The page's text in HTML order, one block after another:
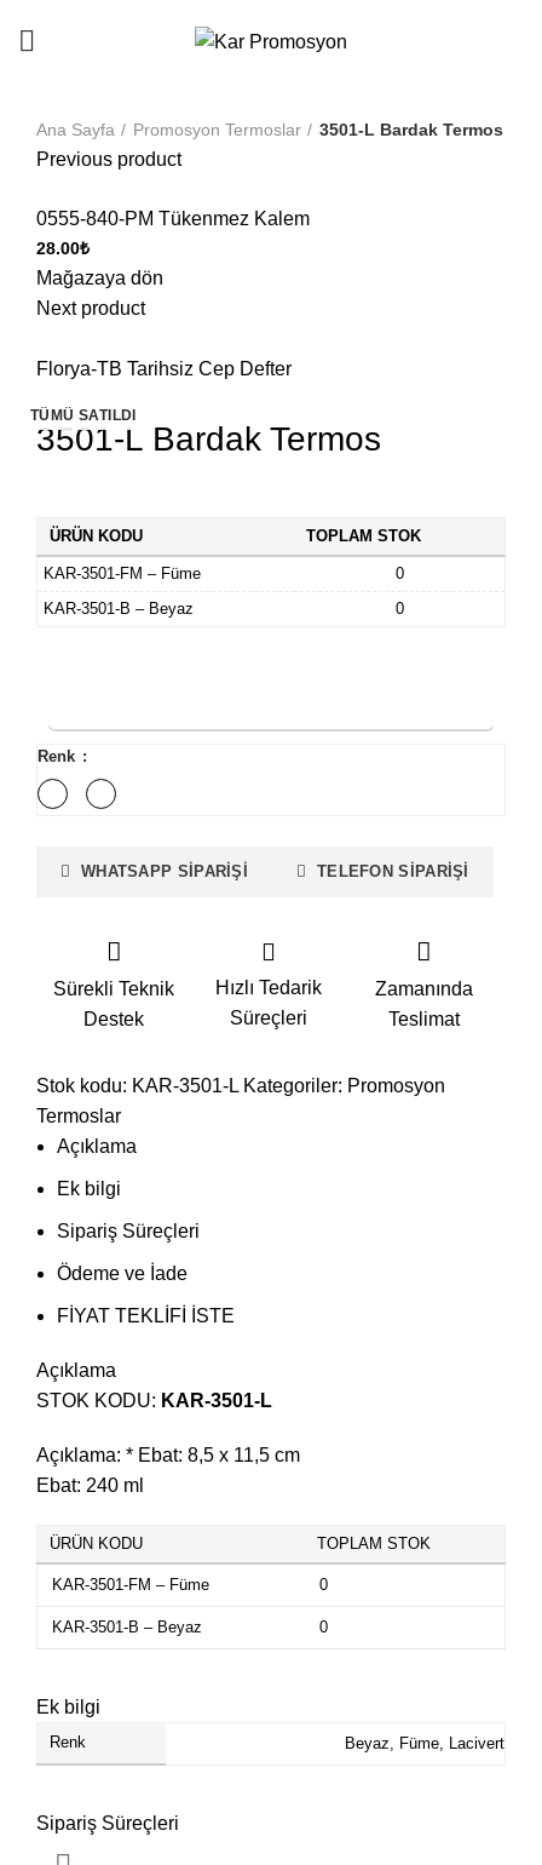
Ana Sayfa Promosyon Termoslar 3501-L Bardak Termos
Previous product
0555-840-PM Tükenmez Kalem
28.00₺
Mağazaya dön
Next product
Florya-TB Tarihsiz Cep Defter
TÜMÜ SATILDI
3501-L Bardak Termos
ÜRÜN KODU TOPLAM STOK
KAR-3501-FM – Füme
0
KAR-3501-B – Beyaz
0
Renk
WHATSAPP SIPARIŞI TELEFON SIPARIŞI
Sürekli Teknik
Destek
Hızlı Tedarik
Süreçleri
Zamanında
Teslimat
Stok kodu: KAR-3501-L Kategoriler: Promosyon
Termoslar
Açıklama
Ek bilgi
Sipariş Süreçleri
Ödeme ve İade
FİYAT TEKLİFİ İSTE
Açıklama
STOK KODU: KAR-3501-L
Açıklama: * Ebat: 8,5 x 11,5 cm
Ebat: 240 ml
ÜRÜN KODU TOPLAM STOK
KAR-3501-FM – Füme 0
KAR-3501-B – Beyaz 0
Ek bilgi
Renk Beyaz, Füme, Lacivert
Sipariş Süreçleri